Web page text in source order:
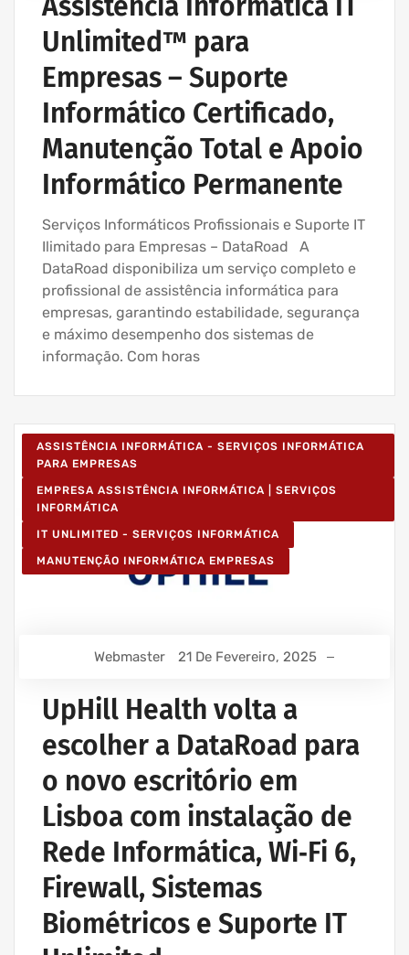
Unlimited™ para
Empresas – Suporte
Informático Certificado,
Manutenção Total e Apoio
Informático Permanente
Serviços Informáticos Profissionais e Suporte IT
Ilimitado para Empresas – DataRoad A
DataRoad disponibiliza um serviço completo e
profissional de assistência informática para
empresas, garantindo estabilidade, segurança
e máximo desempenho dos sistemas de
informação. Com horas
ASSISTÊNCIA INFORMÁTICA - SERVIÇOS INFORMÁTICA
PARA EMPRESAS
EMPRESA ASSISTÊNCIA INFORMÁTICA | SERVIÇOS
INFORMÁTICA
IT UNLIMITED - SERVIÇOS INFORMÁTICA
MANUTENÇÃO INFORMÁTICA EMPRESAS
Webmaster 21 De Fevereiro, 2025
UpHill Health volta a
escolher a DataRoad para
o novo escritório em
Lisboa com instalação de
Rede Informática, Wi‑Fi 6,
Firewall, Sistemas
Biométricos e Suporte IT